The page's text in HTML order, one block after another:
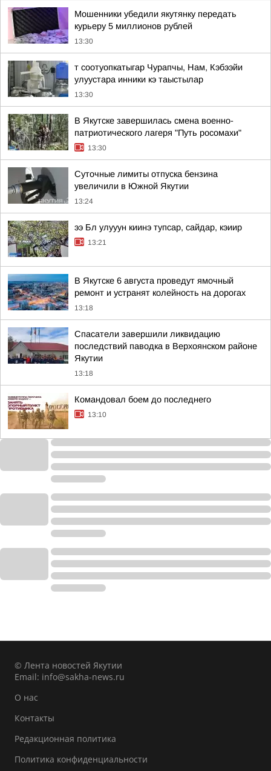
Мошенники убедили якутянку передать
курьеру 5 миллионов рублей
13:30
т соотуопкатыгар Чурапчы, Нам, Кэбээйи
улуустара инники кэ таыстылар
13:30
В Якутске завершилась смена военно-
патриотического лагеря "Путь росомахи"
13:30
Суточные лимиты отпуска бензина
увеличили в Южной Якутии
13:24
ээ Бл улууун киинэ тупсар, сайдар, кэиир
13:21
В Якутске 6 августа проведут ямочный
ремонт и устранят колейность на дорогах
13:18
Спасатели завершили ликвидацию
последствий паводка в Верхоянском районе
Якутии
13:18
Командовал боем до последнего
13:10
© Лента новостей Якутии
Email: info@sakha-news.ru
О нас
Контакты
Редакционная политика
Политика конфиденциальности